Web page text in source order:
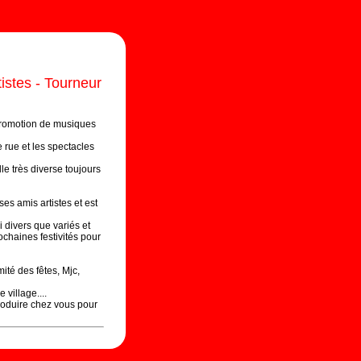
- Tourneur
de musiques
rue et les spectacles
très diverse toujours
amis artistes et est
divers que variés et
festivités pour
des fêtes, Mjc,
village....
chez vous pour